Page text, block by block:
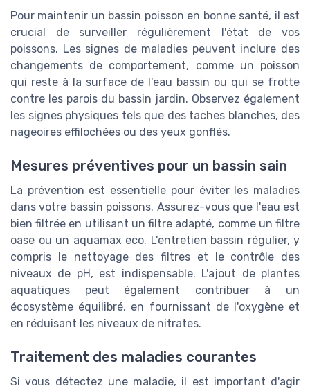
Pour maintenir un bassin poisson en bonne santé, il est
crucial de surveiller régulièrement l'état de vos
poissons. Les signes de maladies peuvent inclure des
changements de comportement, comme un poisson
qui reste à la surface de l'eau bassin ou qui se frotte
contre les parois du bassin jardin. Observez également
les signes physiques tels que des taches blanches, des
nageoires effilochées ou des yeux gonflés.
Mesures préventives pour un bassin sain
La prévention est essentielle pour éviter les maladies
dans votre bassin poissons. Assurez-vous que l'eau est
bien filtrée en utilisant un filtre adapté, comme un filtre
oase ou un aquamax eco. L'entretien bassin régulier, y
compris le nettoyage des filtres et le contrôle des
niveaux de pH, est indispensable. L'ajout de plantes
aquatiques peut également contribuer à un
écosystème équilibré, en fournissant de l'oxygène et
en réduisant les niveaux de nitrates.
Traitement des maladies courantes
Si vous détectez une maladie, il est important d'agir